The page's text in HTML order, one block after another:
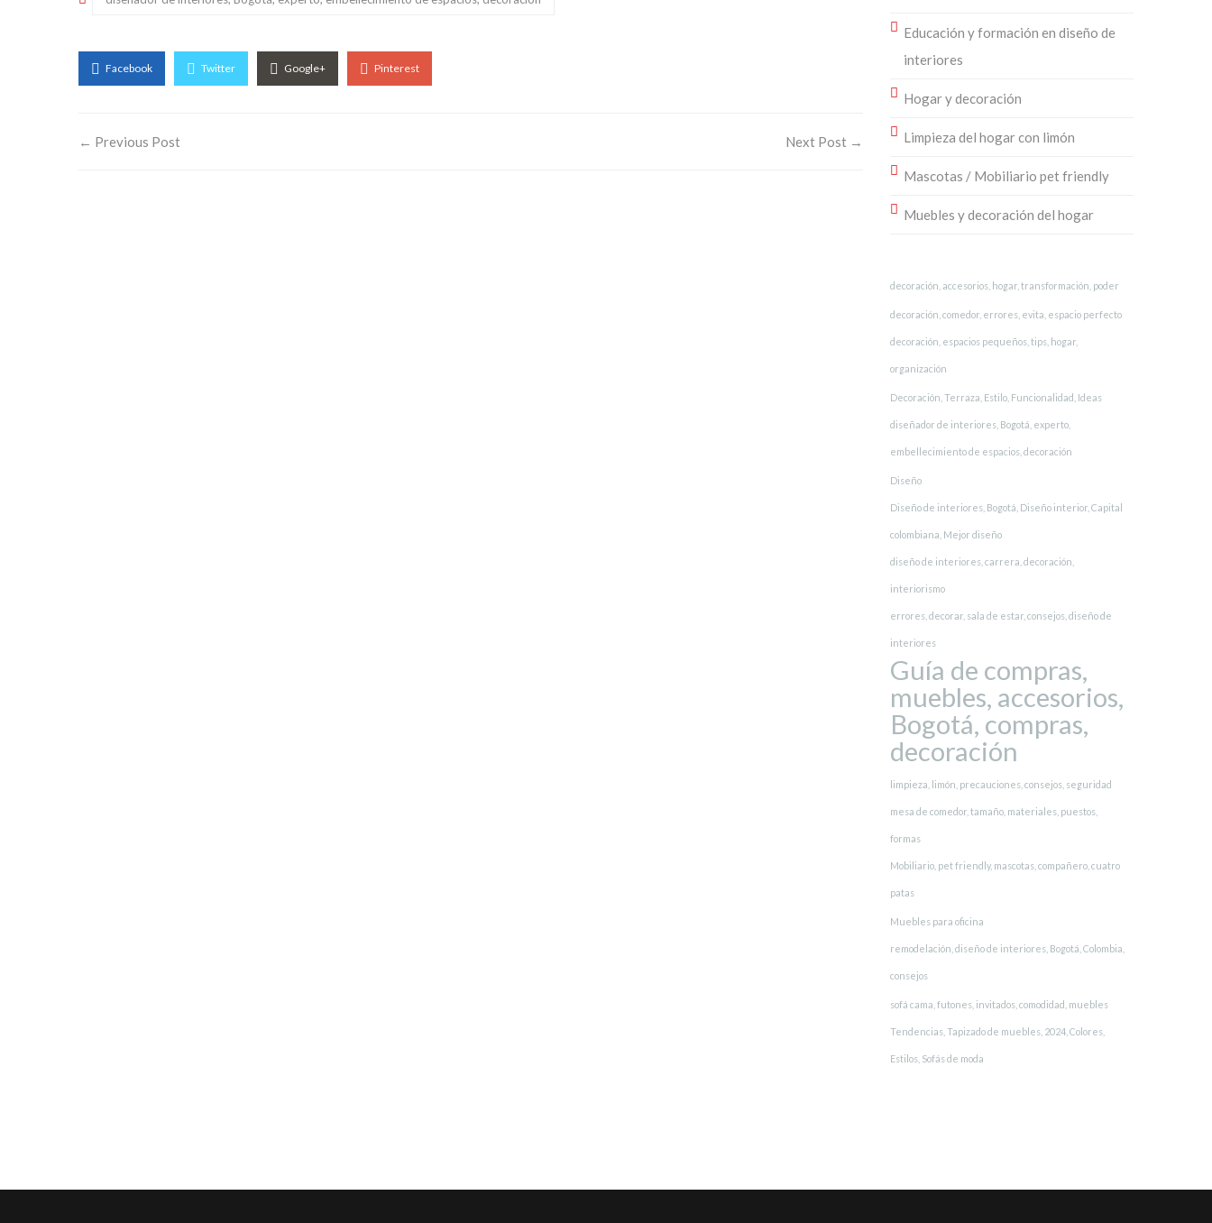
Facebook Twitter Google+ Pinterest
← Previous Post Next Post →
Educación y formación en diseño de
interiores
Hogar y decoración
Limpieza del hogar con limón
Mascotas / Mobiliario pet friendly
Muebles y decoración del hogar
decoración, accesorios, hogar, transformación, poder
decoración, comedor, errores, evita, espacio perfecto
decoración, espacios pequeños, tips, hogar,
organización
Decoración, Terraza, Estilo, Funcionalidad, Ideas
diseñador de interiores, Bogotá, experto,
embellecimiento de espacios, decoración
Diseño
Diseño de interiores, Bogotá, Diseño interior, Capital
colombiana, Mejor diseño
diseño de interiores, carrera, decoración,
interiorismo
errores, decorar, sala de estar, consejos, diseño de
interiores
Guía de compras,
muebles, accesorios,
Bogotá, compras,
decoración
limpieza, limón, precauciones, consejos, seguridad
mesa de comedor, tamaño, materiales, puestos,
formas
Mobiliario, pet friendly, mascotas, compañero, cuatro
patas
Muebles para oficina
remodelación, diseño de interiores, Bogotá, Colombia,
consejos
sofá cama, futones, invitados, comodidad, muebles
Tendencias, Tapizado de muebles, 2024, Colores,
Estilos, Sofás de moda